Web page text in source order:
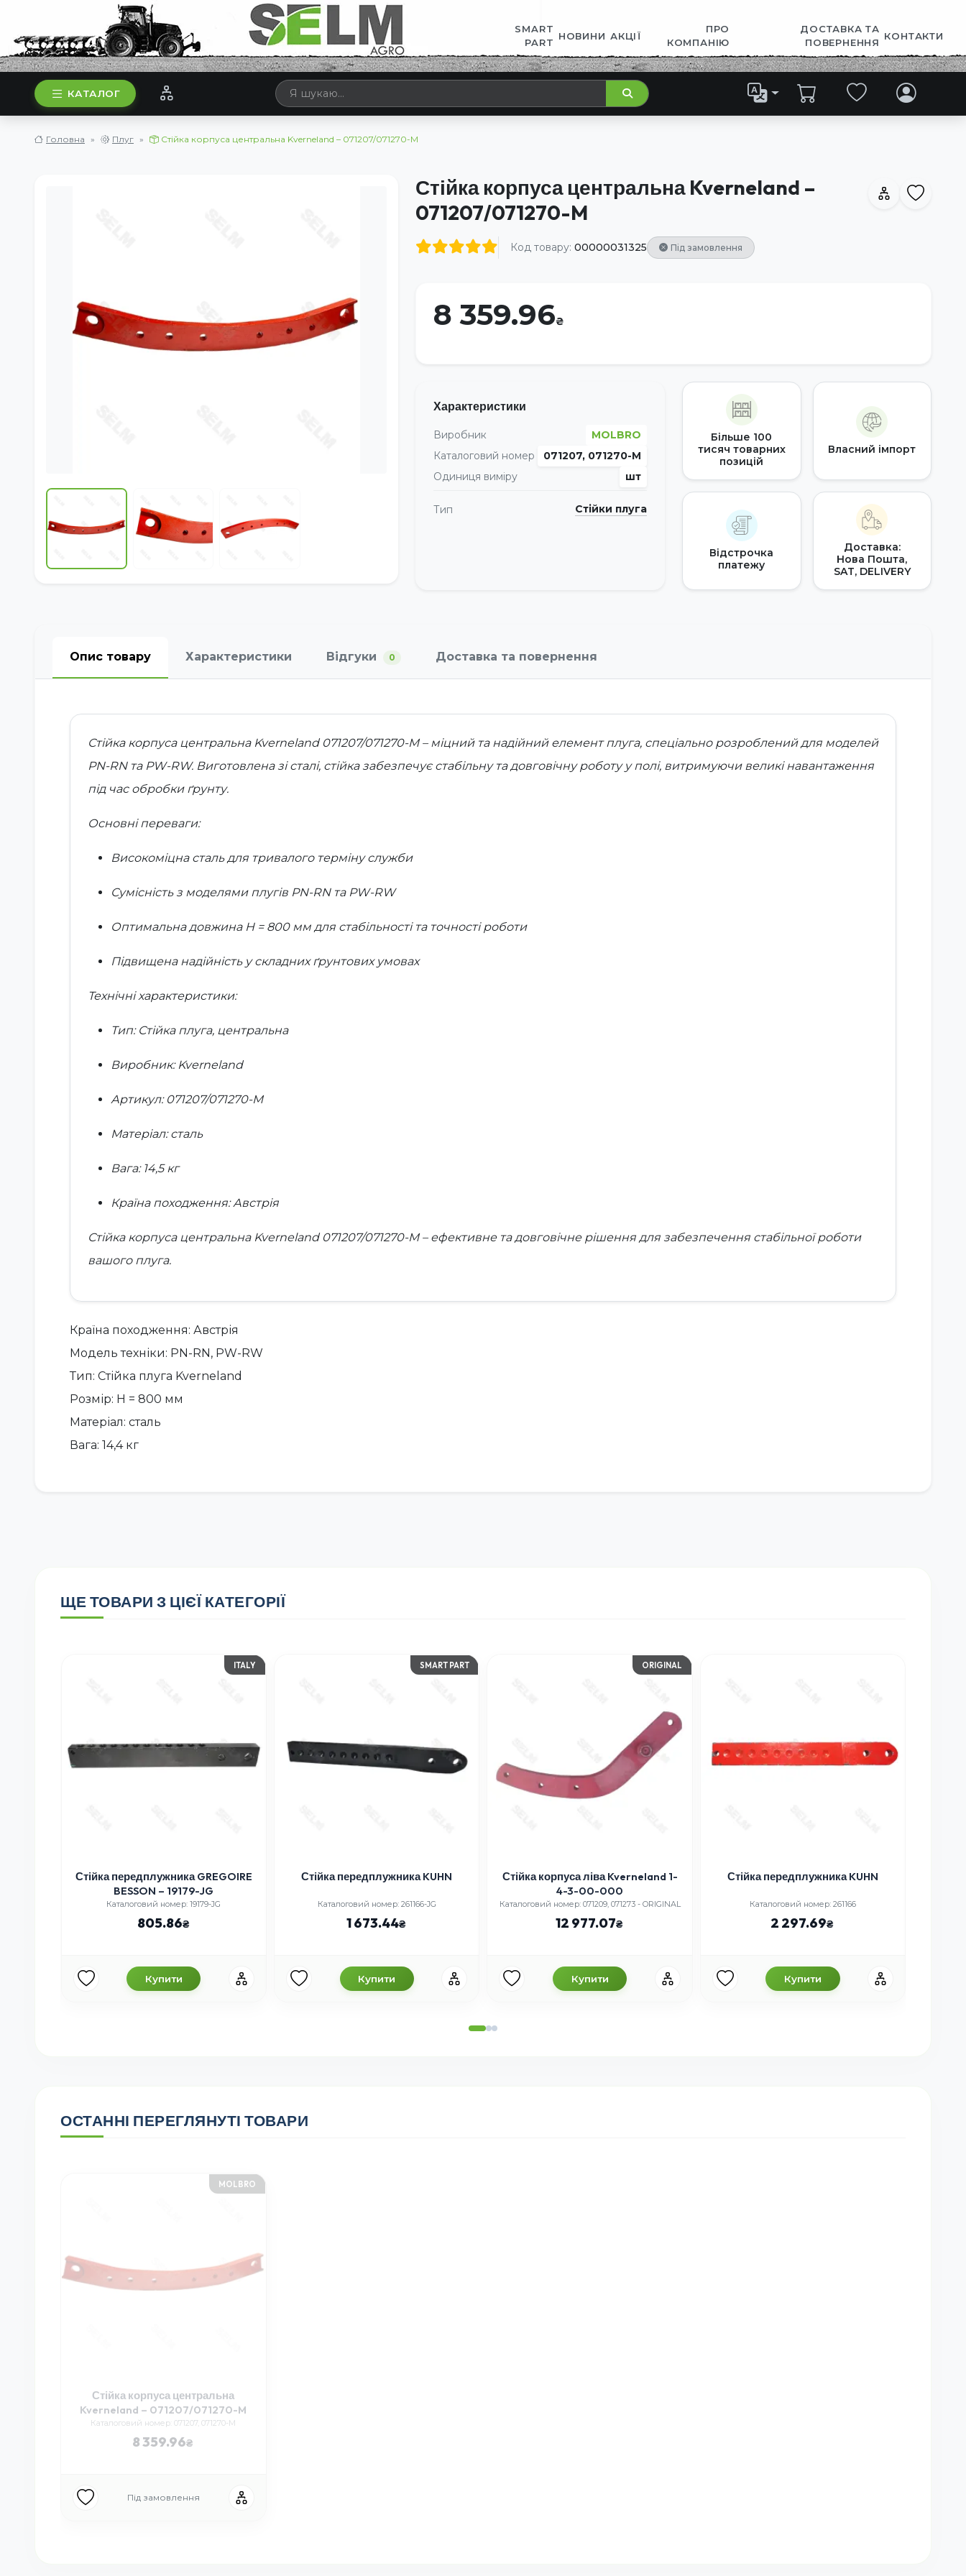
SMART
PART
НОВИНИ АКЦІЇ
ПРО
КОМПАНІЮ
ДОСТАВКА ТА
ПОВЕРНЕННЯ
КОНТАКТИ
КАТАЛОГ
Головна Плуг Стійка корпуса центральна Kverneland – 071207/071270-M
Стійка корпуса центральна Kverneland –
071207/071270-M
Код товару: 00000031325 Під замовлення
8 359.96
Характеристики
Виробник
MOLBRO
Каталоговий номер
071207, 071270-M
Одиниця виміру
шт
Тип Стійки плуга
Більше 100
тисяч товарних
позицій
Власний імпорт
Відстрочка
платежу
Доставка:
Нова Пошта,
SAT, DELIVERY
Опис товару Характеристики Відгуки 0 Доставка та повернення
Стійка корпуса центральна Kverneland 071207/071270-M – міцний та надійний елемент плуга, спеціально розроблений для моделей
PN-RN та PW-RW. Виготовлена зі сталі, стійка забезпечує стабільну та довговічну роботу у полі, витримуючи великі навантаження
під час обробки ґрунту.
Основні переваги:
Високоміцна сталь для тривалого терміну служби
Сумісність з моделями плугів PN-RN та PW-RW
Оптимальна довжина H = 800 мм для стабільності та точності роботи
Підвищена надійність у складних ґрунтових умовах
Технічні характеристики:
Тип: Стійка плуга, центральна
Виробник: Kverneland
Артикул: 071207/071270-M
Матеріал: сталь
Вага: 14,5 кг
Країна походження: Австрія
Стійка корпуса центральна Kverneland 071207/071270-M – ефективне та довговічне рішення для забезпечення стабільної роботи
вашого плуга.
Країна походження: Австрія
Модель техніки: PN-RN, PW-RW
Тип: Стійка плуга Kverneland
Розмір: H = 800 мм
Матеріал: сталь
Вага: 14,4 кг
ЩЕ ТОВАРИ З ЦІЄЇ КАТЕГОРІЇ
ITALY
Стійка передплужника GREGOIRE
BESSON – 19179-JG
Каталоговий номер: 19179-JG
805.86
Купити
SMART PART
Стійка передплужника KUHN
Каталоговий номер: 261166-JG
1 673.44
Купити
ORIGINAL
Стійка корпуса ліва Kverneland 1-
4-3-00-000
Каталоговий номер: 071209, 071273 - ORIGINAL
12 977.07
Купити
Стійка передплужника KUHN
Каталоговий номер: 261166
2 297.69
Купити
ОСТАННІ ПЕРЕГЛЯНУТІ ТОВАРИ
MOLBRO
Стійка корпуса центральна
Kverneland – 071207/071270-M
Каталоговий номер: 071207, 071270-M
8 359.96
Під замовлення